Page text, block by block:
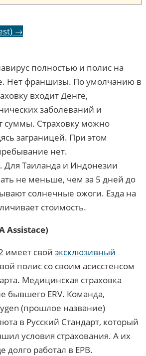
→
полностью и полис на
Нет франшизы. По умолчанию в
входит Денге,
заболеваний и
суммы. Страховку можно
заграницей. При этом
нет.
Таиланда и Индонезии
не меньше, чем за 5 дней до
солнечные ожоги. Езда на
стоимость.
Assistace)
имеет свой эксклюзивный
полис со своим асисстенсом
Медицинская страховка
бывшего ERV. Команда,
(прошлое название)
в Русский Стандарт, который
условия страхования. А их
долго работал в ЕРВ.